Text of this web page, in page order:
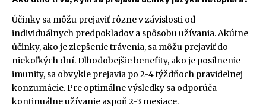
Účinky sa môžu prejaviť rôzne v závislosti od
individuálnych predpokladov a spôsobu užívania. Akútne
účinky, ako je zlepšenie trávenia, sa môžu prejaviť do
niekoľkých dní. Dlhodobejšie benefity, ako je posilnenie
imunity, sa obvykle prejavia po 2-4 týždňoch pravidelnej
konzumácie. Pre optimálne výsledky sa odporúča
kontinuálne užívanie aspoň 2-3 mesiace.